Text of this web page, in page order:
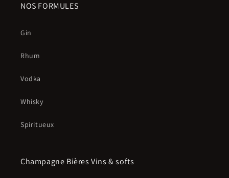
NOS FORMULES
Gin
Rhum
Vodka
Whisky
Spiritueux
Champagne Bières Vins & softs